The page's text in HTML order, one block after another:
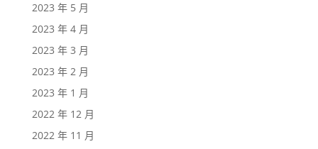
2023 年 5 月
2023 年 4 月
2023 年 3 月
2023 年 2 月
2023 年 1 月
2022 年 12 月
2022 年 11 月